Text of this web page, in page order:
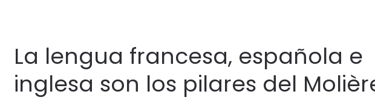
La lengua francesa, española e
inglesa son los pilares del